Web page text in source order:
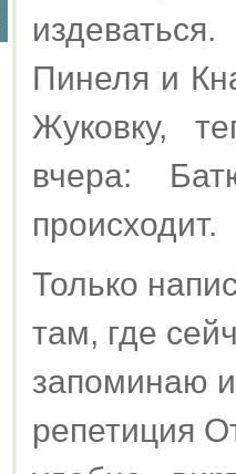
Пинеля и
Жуковку,
вчера:
происходит.
Только
там, где
запоминаю
репетиция